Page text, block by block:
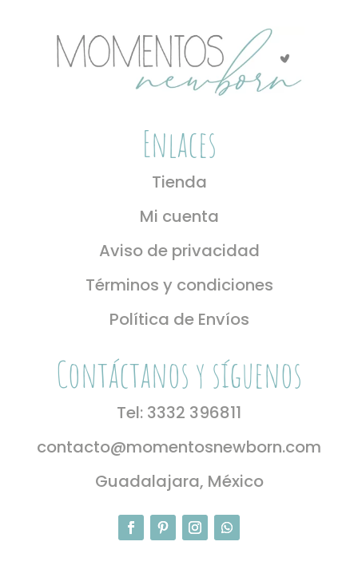
Enlaces
Tienda
Mi cuenta
Aviso de privacidad
Términos y condiciones
Política de Envíos
Contáctanos y síguenos
Tel: 3332 396811
contacto@momentosnewborn.com
Guadalajara, México